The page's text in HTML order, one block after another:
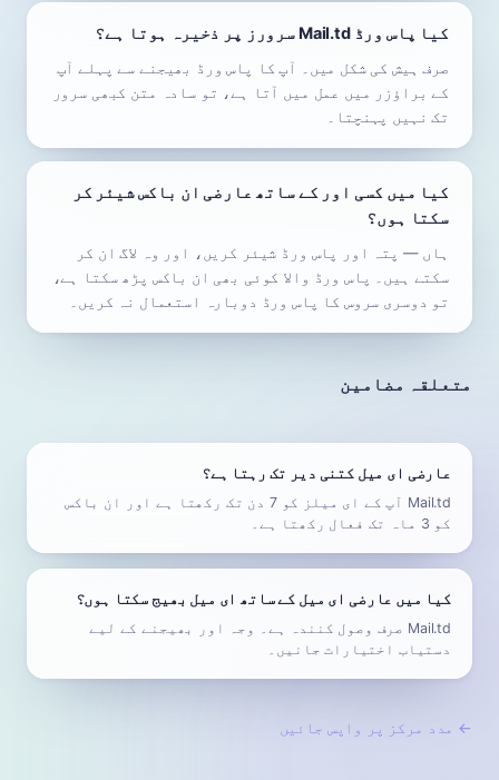
کیا پاس ورڈ Mail.td سرورز پر ذخیرہ ہوتا ہے؟
صرف ہیش کی شکل میں۔ آپ کا پاس ورڈ بھیجنے سے پہلے آپ
کے براؤزر میں عمل میں آتا ہے، تو سادہ متن کبھی سرور
تک نہیں پہنچتا۔
کیا میں کسی اور کے ساتھ عارضی ان باکس شیئر کر
سکتا ہوں؟
ہاں — پتہ اور پاس ورڈ شیئر کریں، اور وہ لاگ ان کر
سکتے ہیں۔ پاس ورڈ والا کوئی بھی ان باکس پڑھ سکتا ہے،
تو دوسری سروس کا پاس ورڈ دوبارہ استعمال نہ کریں۔
متعلقہ مضامین
عارضی ای میل کتنی دیر تک رہتا ہے؟
Mail.td آپ کے ای میلز کو 7 دن تک رکھتا ہے اور ان باکس
کو 3 ماہ تک فعال رکھتا ہے۔
کیا میں عارضی ای میل کے ساتھ ای میل بھیج سکتا ہوں؟
Mail.td صرف وصول کنندہ ہے۔ وجہ اور بھیجنے کے لیے
دستیاب اختیارات جانیں۔
← مدد مرکز پر واپس جائیں